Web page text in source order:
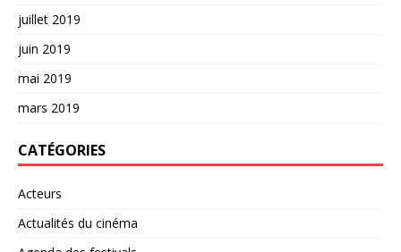
juillet 2019
juin 2019
mai 2019
mars 2019
CATÉGORIES
Acteurs
Actualités du cinéma